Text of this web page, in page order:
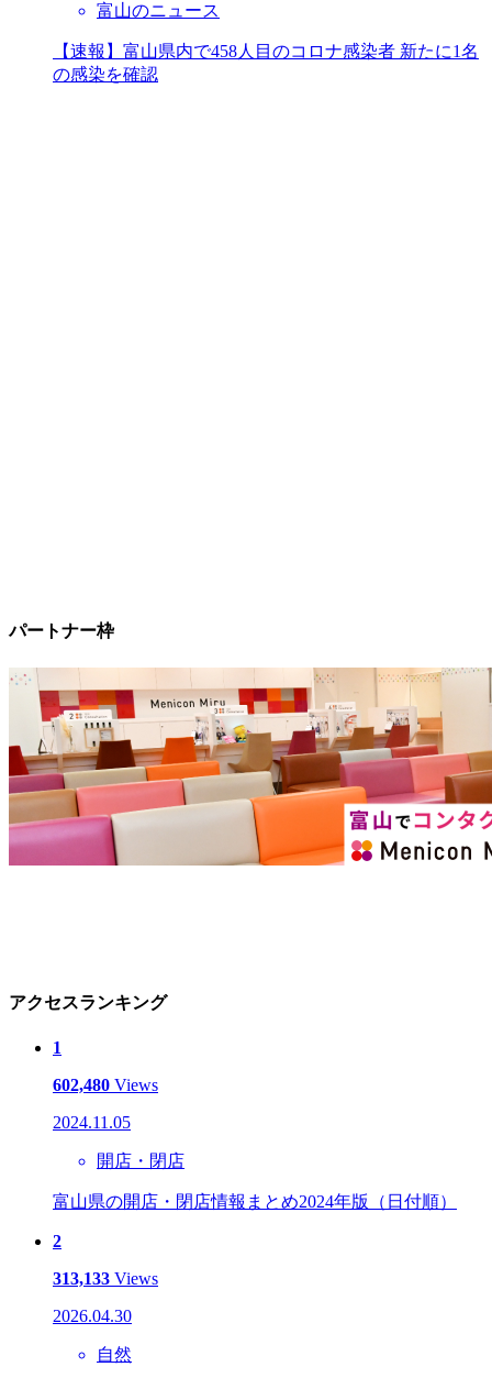
富山のニュース
【速報】富山県内で458人目のコロナ感染者 新たに1名
の感染を確認
パートナー枠
アクセスランキング
1
602,480 Views
2024.11.05
開店・閉店
富山県の開店・閉店情報まとめ2024年版（日付順）
2
313,133 Views
2026.04.30
自然